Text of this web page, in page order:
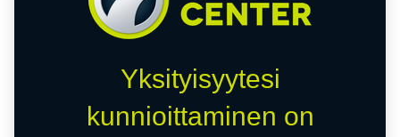
Yksityisyytesi
kunnioittaminen on